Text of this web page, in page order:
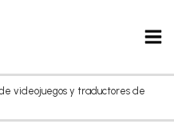
videojuegos y traductores de